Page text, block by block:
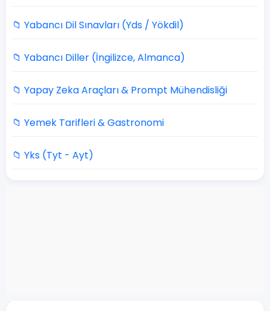
📁 Yabancı Dil Sınavları (Yds / Yökdil)
📁 Yabancı Diller (İngilizce, Almanca)
📁 Yapay Zeka Araçları & Prompt Mühendisliği
📁 Yemek Tarifleri & Gastronomi
📁 Yks (Tyt - Ayt)